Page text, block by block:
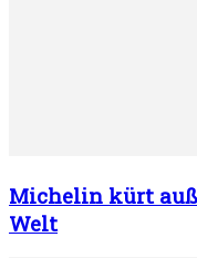
Michelin kürt
Welt